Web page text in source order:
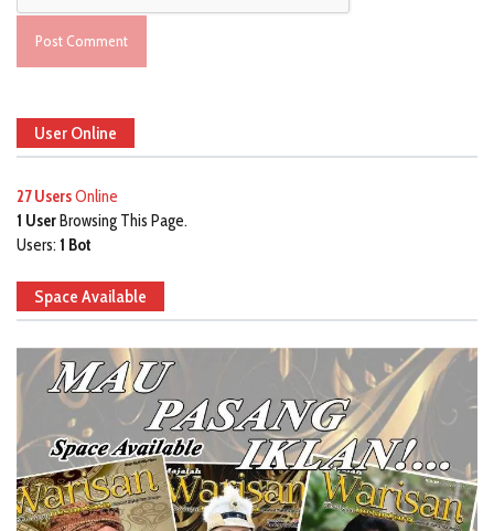
User Online
27 UsersOnline
1 UserBrowsing This Page.
Users: 1 Bot
Space Available